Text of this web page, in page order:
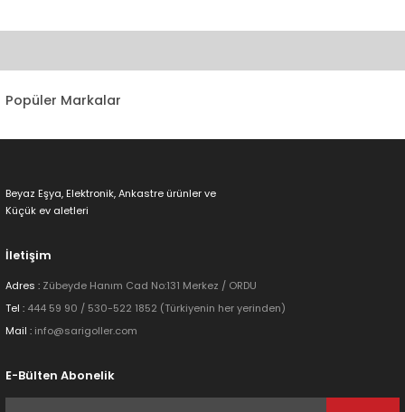
Görüş ve önerileriniz için teşekkür ederiz.
Ürün fiyatı diğer sitelerden daha pahalı.
Popüler Markalar
Beyaz Eşya, Elektronik, Ankastre ürünler ve
Küçük ev aletleri
İletişim
Adres : Zübeyde Hanım Cad No:131 Merkez / ORDU
Tel : 444 59 90 / 530-522 1852 (Türkiyenin her yerinden)
Mail : info@sarigoller.com
E-Bülten Abonelik